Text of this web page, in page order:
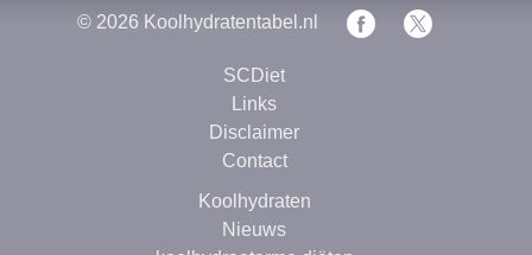
© 2026 Koolhydratentabel.nl
SCDiet
Links
Disclaimer
Contact
Koolhydraten
Nieuws